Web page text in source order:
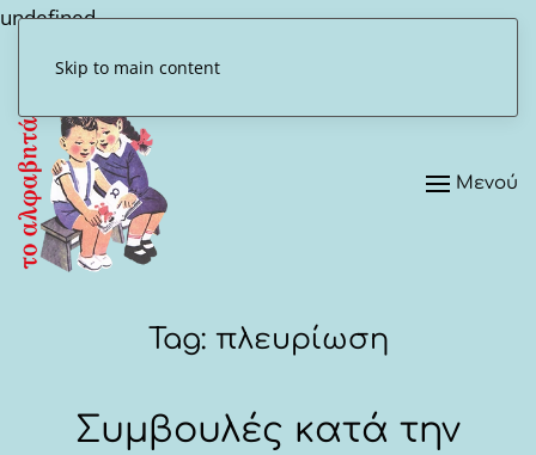
undefined
Skip to main content
Μενού
Tag: πλευρίωση
Συμβουλές κατά την